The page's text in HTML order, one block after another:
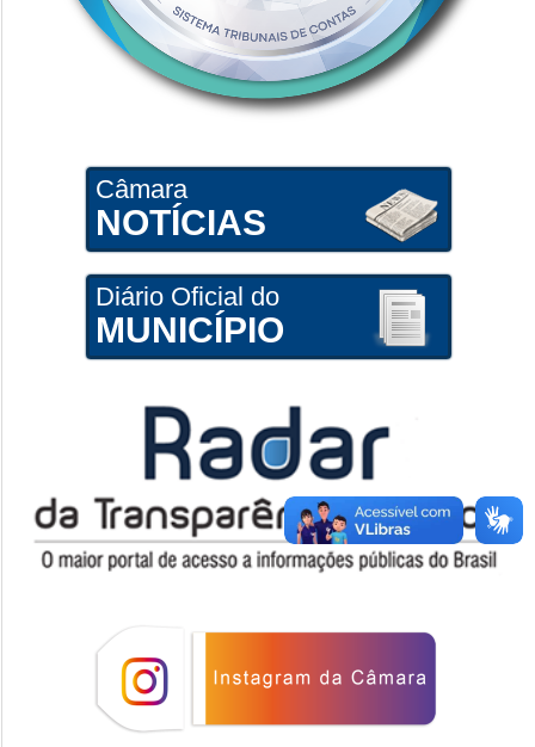
Câmara
NOTÍCIAS
Diário Oficial do
MUNICÍPIO